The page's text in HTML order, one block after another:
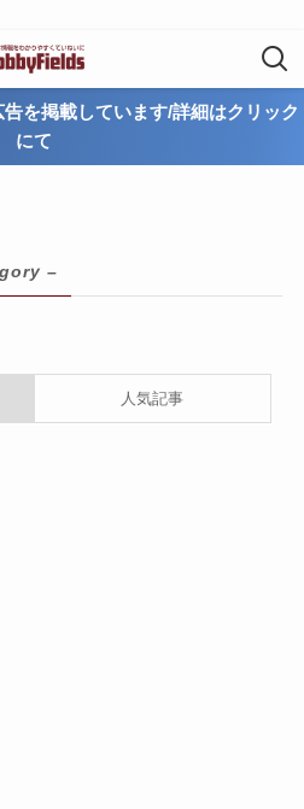
を掲載しています/詳細はクリック
にて
–
人気記事